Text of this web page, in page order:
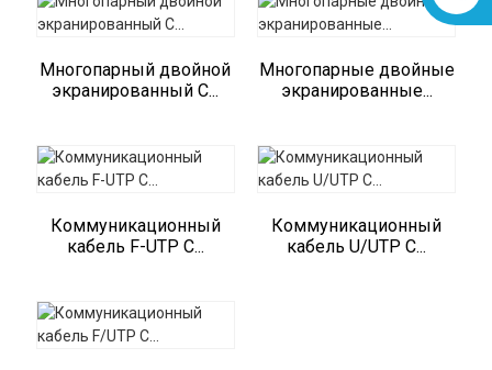
Многопарный двойной
экранированный C...
Многопарные двойные
экранированные...
Коммуникационный
кабель F-UTP C...
Коммуникационный
кабель U/UTP C...